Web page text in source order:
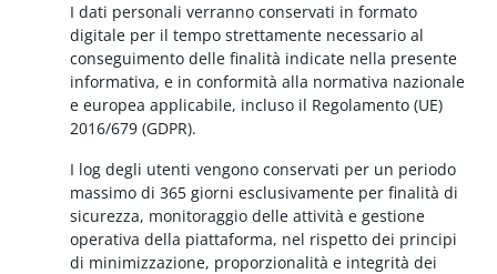
I dati personali verranno conservati in formato
digitale per il tempo strettamente necessario al
conseguimento delle finalità indicate nella presente
informativa, e in conformità alla normativa nazionale
e europea applicabile, incluso il Regolamento (UE)
2016/679 (GDPR).
I log degli utenti vengono conservati per un periodo
massimo di 365 giorni esclusivamente per finalità di
sicurezza, monitoraggio delle attività e gestione
operativa della piattaforma, nel rispetto dei principi
di minimizzazione, proporzionalità e integrità dei